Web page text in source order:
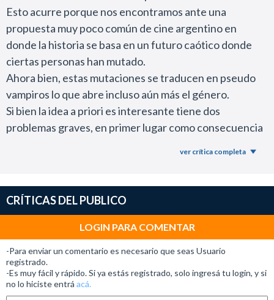
Esto acurre porque nos encontramos ante una
propuesta muy poco común de cine argentino en
donde la historia se basa en un futuro caótico donde
ciertas personas han mutado.
Ahora bien, estas mutaciones se traducen en pseudo
vampiros lo que abre incluso aún más el género.
Si bien la idea a priori es interesante tiene dos
problemas graves, en primer lugar como consecuencia
mezcla de tecnologías recientes y de hace unos años
Y en segundo lugar es lenta, la manera en la cual está
desarrollada la historia hace que aburra un poco.
Asimismo, muchas secuencias están filmadas cámara
en mano con una subjetiva por sobre el hombro de los
personajes, lo que hace aún más raro la percepción por
ver crítica completa
CRÍTICAS DEL PUBLICO
LOGIN PARA COMENTAR
-Para enviar un comentario es necesario que seas Usuario
registrado.
-Es muy fácil y rápido. Si ya estás registrado, solo ingresá tu login, y si
no lo hiciste entrá acá.